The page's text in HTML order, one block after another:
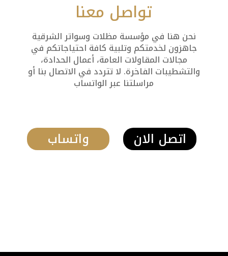
تواصل معنا
نحن هنا في مؤسسة مظلات وسواتر الشرقية
جاهزون لخدمتكم وتلبية كافة احتياجاتكم في
مجالات المقاولات العامة، أعمال الحدادة،
والتشطيبات الفاخرة. لا تتردد في الاتصال بنا أو
مراسلتنا عبر الواتساب
واتساب اتصل الان